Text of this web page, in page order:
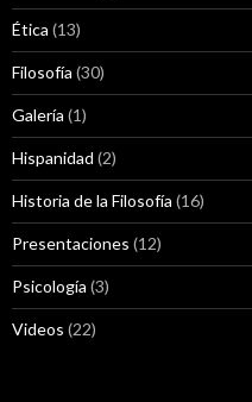
Ética (13)
Filosofía (30)
Galería (1)
Hispanidad (2)
Historia de la Filosofía (16)
Presentaciones (12)
Psicología (3)
Videos (22)